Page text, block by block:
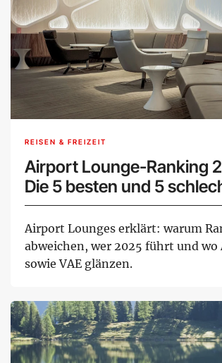
REISEN & FREIZEIT
Airport Lounge-Ranking
Die 5 besten und 5
Lounges
Airport Lounges erklärt: warum
abweichen, wer 2025 führt und wo
sowie VAE glänzen.